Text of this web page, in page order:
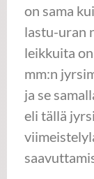
on sama
lastu-uran
leikkuita
mm:n
ja se
eli tällä